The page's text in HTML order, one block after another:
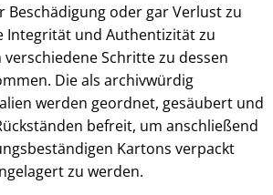
Beschädigung oder gar Verlust zu
Integrität und Authentizität zu
Schritte zu dessen
Die als archivwürdig
werden geordnet, gesäubert und
befreit, um anschließend
Kartons verpackt
zu werden.